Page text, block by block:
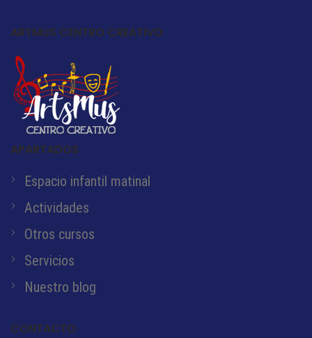
ARTMUS CENTRO CREATIVO
APARTADOS
Espacio infantil matinal
Actividades
Otros cursos
Servicios
Nuestro blog
CONTACTO